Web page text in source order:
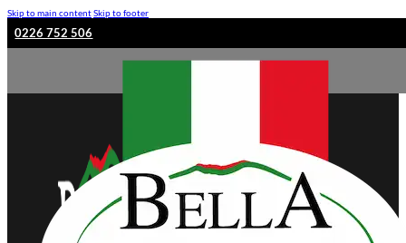
Skip to main contentSkip to footer
0226 752 506